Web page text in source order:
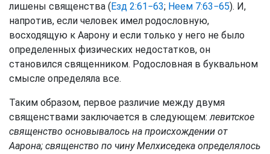
лишены священства (Езд 2:61−63; Неем 7:63−65). И,
напротив, если человек имел родословную,
восходящую к Аарону и если только у него не было
определенных физических недостатков, он
становился священником. Родословная в буквальном
смысле определяла все.
Таким образом, первое различие между двумя
священствами заключается в следующем:левитское
священство основывалось на происхождении от
Аарона; священство по чину Мелхиседека определялось